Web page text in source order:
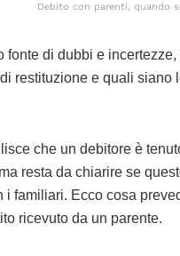
Debito con parenti, quando
fonte di dubbi e
restituzione e quali siano
che un debitore è
resta da chiarire se
familiari. Ecco cosa
ricevuto da un parente.